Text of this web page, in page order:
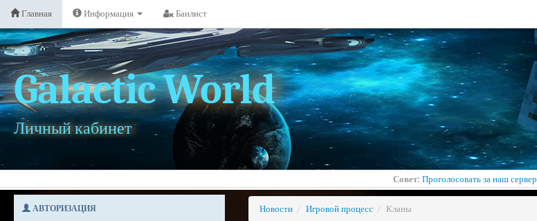
Galactic World
Личный кабинет
Совет: Проголосовать за наш сервер
Главная Информация Банлист
АВТОРИЗАЦИЯ Новости / Игровой процесс / Кланы